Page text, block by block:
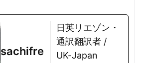
sachifre
日英リエゾン・
通訳翻訳者 /
UK-Japan